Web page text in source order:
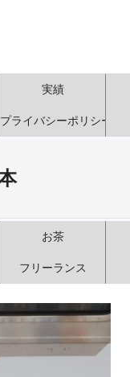
実績
プライバシーポリシー
お茶
フリーランス